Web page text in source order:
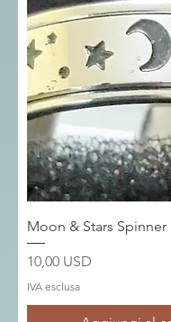
Moon & Stars Spinner
Prezzo
10,00 USD
IVA esclusa